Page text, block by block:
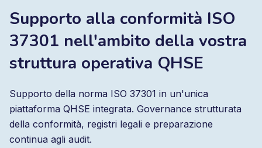
Supporto alla conformità ISO
37301 nell'ambito della vostra
struttura operativa QHSE
Supporto della norma ISO 37301 in un'unica
piattaforma QHSE integrata. Governance strutturata
della conformità, registri legali e preparazione
continua agli audit.